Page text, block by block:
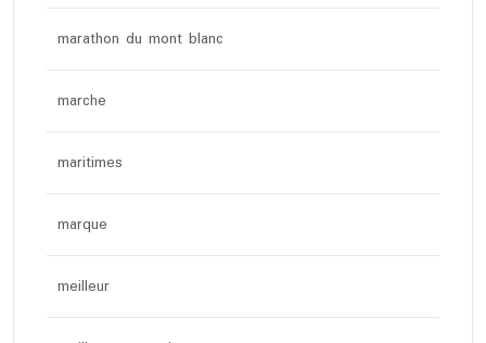
marathon du mont blanc
marche
maritimes
marque
meilleur